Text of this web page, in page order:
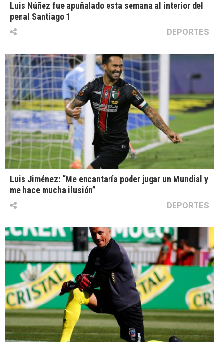
Luis Núñez fue apuñalado esta semana al interior del
penal Santiago 1
DEPORTES
Luis Jiménez: “Me encantaría poder jugar un Mundial y
me hace mucha ilusión”
DEPORTES